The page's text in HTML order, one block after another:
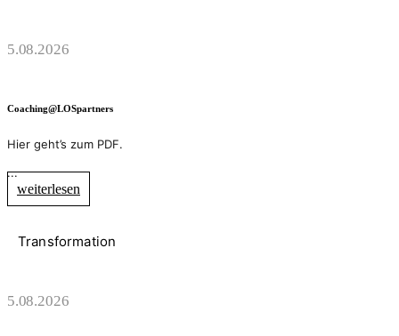
5.08.2026
Coaching@LOSpartners
Hier geht’s zum PDF.
...
weiterlesen
Transformation
5.08.2026